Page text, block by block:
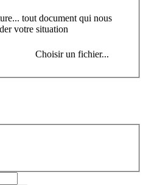
tout document qui nous
votre situation
Choisir un fichier...